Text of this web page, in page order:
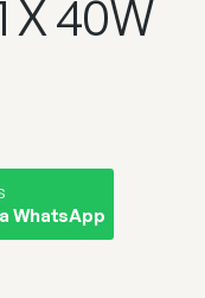
X 40W
WhatsApp